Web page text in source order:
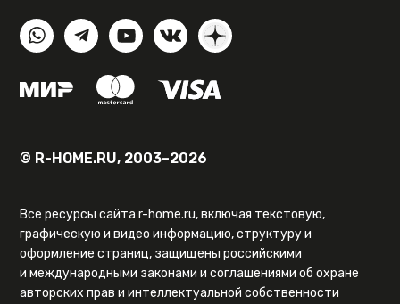
© R-HOME.RU, 2003–2026
Все ресурсы сайта r-home.ru, включая текстовую,
графическую и видео информацию, структуру и
оформление страниц, защищены российскими
и международными законами и соглашениями об охране
авторских прав и интеллектуальной собственности